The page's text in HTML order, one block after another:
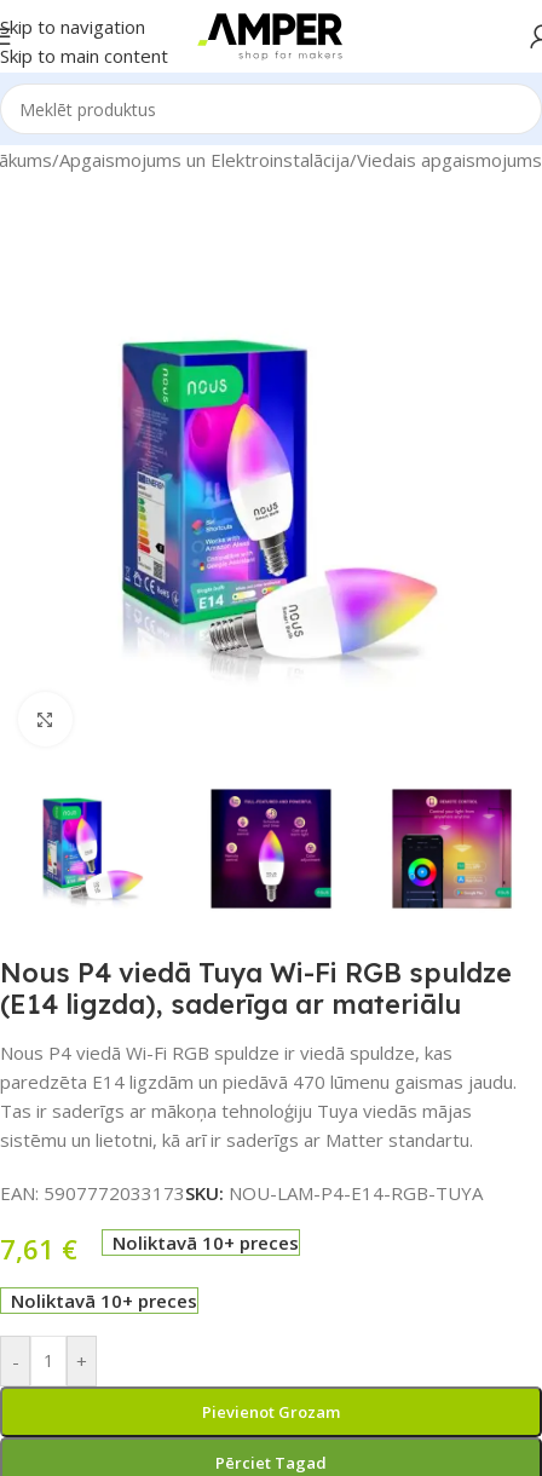
Skip to navigation
Skip to main content
/Apgaismojums un Elektroinstalācija/Viedais apgaismojums
Nous P4 viedā Tuya Wi-Fi RGB spuldze
(E14 ligzda), saderīga ar materiālu
Nous P4 viedā Wi-Fi RGB spuldze ir viedā spuldze, kas
paredzēta E14 ligzdām un piedāvā 470 lūmenu gaismas jaudu.
Tas ir saderīgs ar mākoņa tehnoloģiju Tuya viedās mājas
sistēmu un lietotni, kā arī ir saderīgs ar Matter standartu.
EAN: 5907772033173SKU: NOU-LAM-P4-E14-RGB-TUYA
7,61 € Noliktavā 10+ preces
Noliktavā 10+ preces
- +
Pievienot Grozam
Pērciet Tagad